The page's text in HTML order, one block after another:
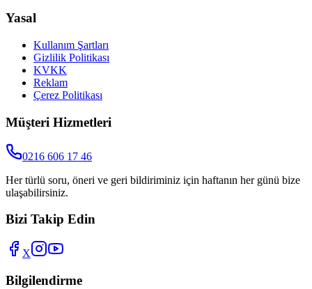
Yasal
Kullanım Şartları
Gizlilik Politikası
KVKK
Reklam
Çerez Politikası
Müşteri Hizmetleri
0216 606 17 46
Her türlü soru, öneri ve geri bildiriminiz için haftanın her günü bize
ulaşabilirsiniz.
Bizi Takip Edin
X
Bilgilendirme